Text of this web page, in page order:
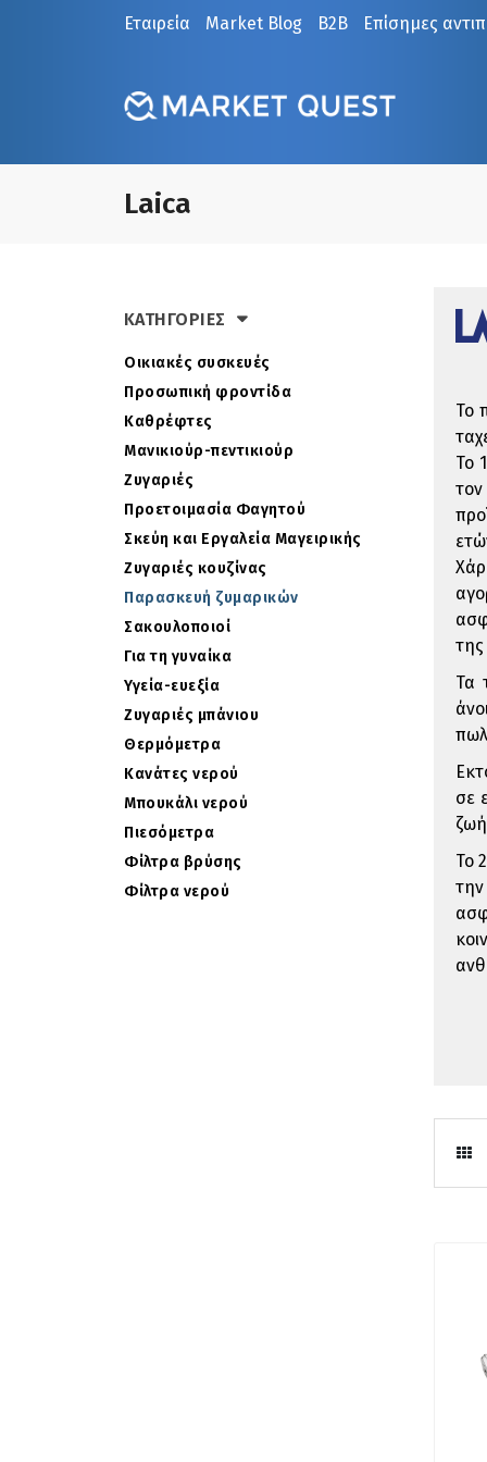
Εταιρεία Market Blog B2B Επίσημες
Laica
ΚΑΤΗΓΟΡΙΕΣ
Οικιακές συσκευές
Προσωπική φροντίδα
Καθρέφτες
Μανικιούρ-πεντικιούρ
Ζυγαριές
Προετοιμασία Φαγητού
Σκεύη και Εργαλεία Μαγειρικής
Ζυγαριές κουζίνας
Παρασκευή ζυμαρικών
Σακουλοποιοί
Για τη γυναίκα
Υγεία-ευεξία
Ζυγαριές μπάνιου
Θερμόμετρα
Κανάτες νερού
Μπουκάλι νερού
Πιεσόμετρα
Φίλτρα βρύσης
Φίλτρα νερού
Το
Το
Τα
σε
Το